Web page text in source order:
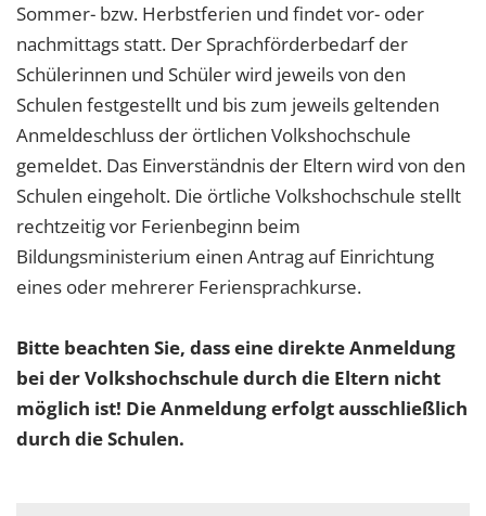
Sommer- bzw. Herbstferien und findet vor- oder
nachmittags statt. Der Sprachförderbedarf der
Schülerinnen und Schüler wird jeweils von den
Schulen festgestellt und bis zum jeweils geltenden
Anmeldeschluss der örtlichen Volkshochschule
gemeldet. Das Einverständnis der Eltern wird von den
Schulen eingeholt. Die örtliche Volkshochschule stellt
rechtzeitig vor Ferienbeginn beim
Bildungsministerium einen Antrag auf Einrichtung
eines oder mehrerer Feriensprachkurse.
Bitte beachten Sie, dass eine direkte Anmeldung
bei der Volkshochschule durch die Eltern nicht
möglich ist! Die Anmeldung erfolgt ausschließlich
durch die Schulen.